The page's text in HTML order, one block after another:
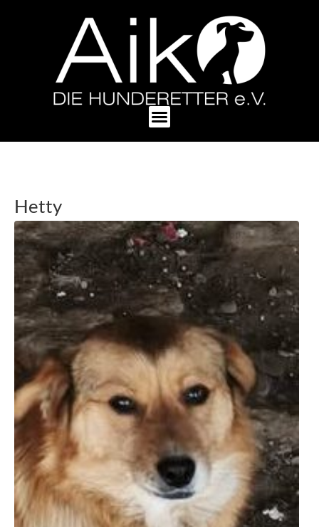
Hetty